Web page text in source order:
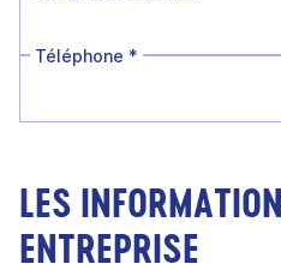
Téléphone *
LES
ENTREPRISE